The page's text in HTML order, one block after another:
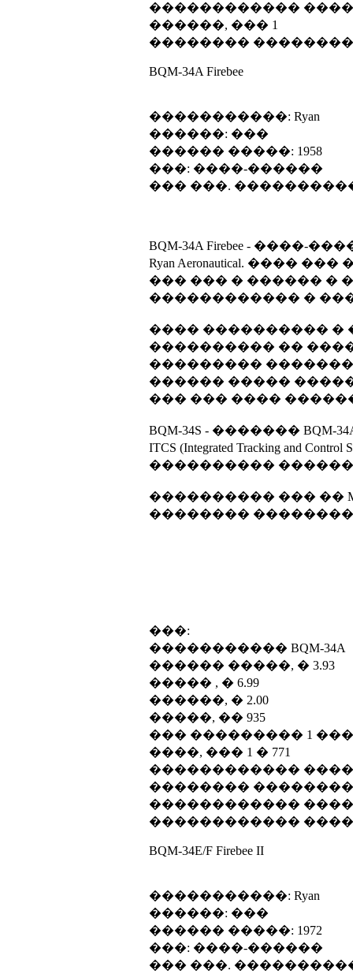
������������
������, ��� 1
��������
BQM-34A Firebee
�����������: Ryan
������: ���
������ �����: 1958
���: ����-������
��� ���.
BQM-34A Firebee -
Ryan Aeronautical.
��� ��� � ������ �
������������ �
���� ���������� �
���������� ��
���������
������ �����
��� ��� ����
BQM-34S - �������
ITCS (Integrated Tracking and
���������� ������� A/
���������� ��� ��
��������
���:
����������� BQM-34A
������ �����, � 3.93
����� , � 6.99
������, � 2.00
�����, �� 935
��� ��������� 1 ���
����, ��� 1 � 771
������������
��������
������������
������������
BQM-34E/F Firebee II
�����������: Ryan
������: ���
������ �����: 1972
���: ����-������
��� ���.